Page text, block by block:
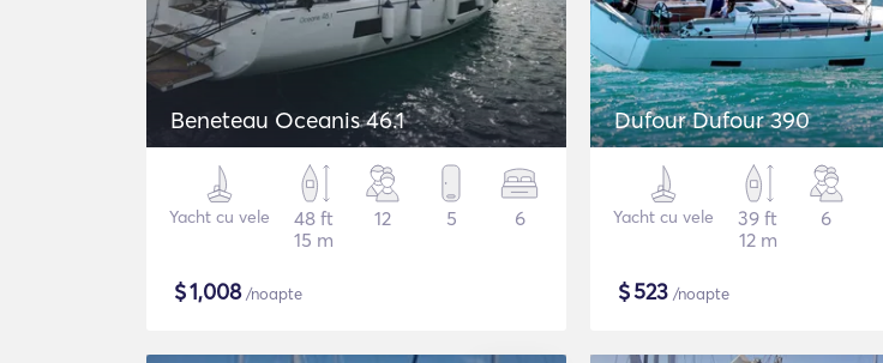
Beneteau Oceanis 46.1
Yacht cu vele
48 ft
15 m
12 5 6
$1,008/noapte
Dufour Dufour 390
Yacht cu vele
39 ft
12 m
6
$523 /noapte